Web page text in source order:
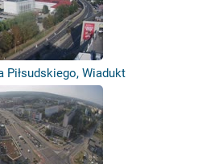
Piłsudskiego, Wiadukt
Śl...